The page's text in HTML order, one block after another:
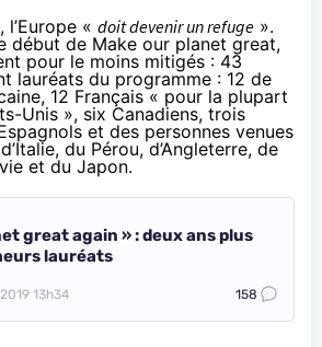
« doit devenir un refuge ».
début de Make our planet great,
pour le moins mitigés : 43
lauréats du programme : 12 de
12 Français « pour la plupart
Unis », six Canadiens, trois
et des personnes venues
du Pérou, d’Angleterre, de
et du Japon.
great again » : deux ans plus
lauréats
13h34 158